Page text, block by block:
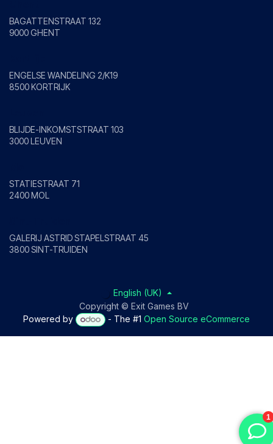
BAGATTENSTRAAT 132
9000 GHENT
ENGELSE WANDELING 2/K19
8500 KORTRIJK
BLIJDE-INKOMSTSTRAAT 103
3000 LEUVEN
STATIESTRAAT 71
2400 MOL
GALERIJ ASTRID STAPELSTRAAT 45
3800 SINT-TRUIDEN
Copyright © Exit Games BV
English (UK)
Powered by - The #1 Open Source eCommerce